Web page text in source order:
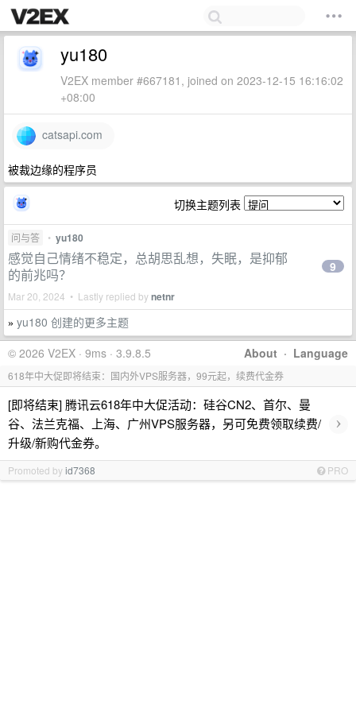
yu180
V2EX member #667181, joined on 2023-12-15 16:16:02
+08:00
catsapi.com
被裁边缘的程序员
切换主题列表
问与答 • yu180
感觉自己情绪不稳定，总胡思乱想，失眠，是抑郁
的前兆吗？
Mar 20, 2024 • Lastly replied bynetnr
9
» yu180 创建的更多主题
About · Language
© 2026 V2EX · 9ms · 3.9.8.5
618年中大促即将结束：国内外VPS服务器，99元起，续费代金券
[即将结束] 腾讯云618年中大促活动：硅谷CN2、首尔、曼
谷、法兰克福、上海、广州VPS服务器，另可免费领取续费/
升级/新购代金券。
›
Promoted byid7368 PRO